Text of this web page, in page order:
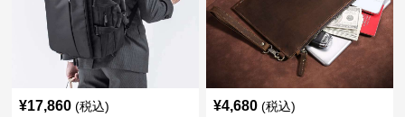
¥17,860 (税込) ¥4,680 (税込)